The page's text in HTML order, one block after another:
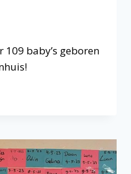
baby’s geboren